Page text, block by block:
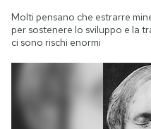
Molti pensano che estrarre
per sostenere lo sviluppo e la
ci sono rischi enormi